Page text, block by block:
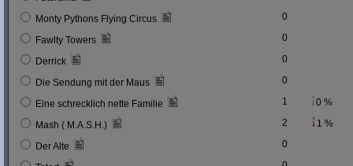
Monty Pythons Flying Circus 0
Fawlty Towers 0
Derrick 0
Die Sendung mit der Maus 0
Eine schrecklich nette Familie 1 0 %
Mash ( M.A.S.H.) 2 1 %
Der Alte 0